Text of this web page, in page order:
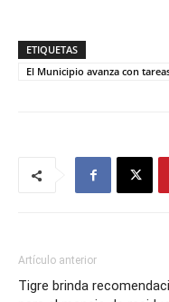
ETIQUETAS
El Municipio avanza con
Artículo anterior
Tigre brinda